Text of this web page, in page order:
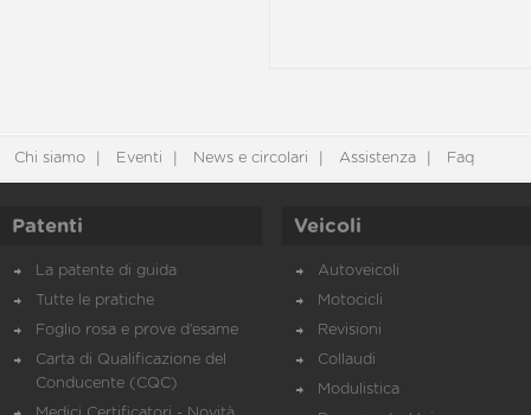
Chi siamo Eventi News e circolari Assistenza Faq
Patenti
La patente di guida
Tutte le pratiche
Foglio rosa e prove d’esame
Carta di Qualificazione del
Conducente (CQC)
Veicoli
Autoveicoli
Motocicli
Revisioni
Collaudi
Modulistica